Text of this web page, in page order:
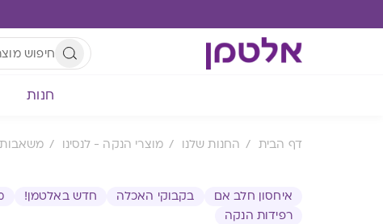
חנות
דף הבית החנות שלנו מוצרי הנקה - לנסינו משאבות
איחסון חלב אם בקבוקי האכלה חדש באלטמן!
רפידות הנקה